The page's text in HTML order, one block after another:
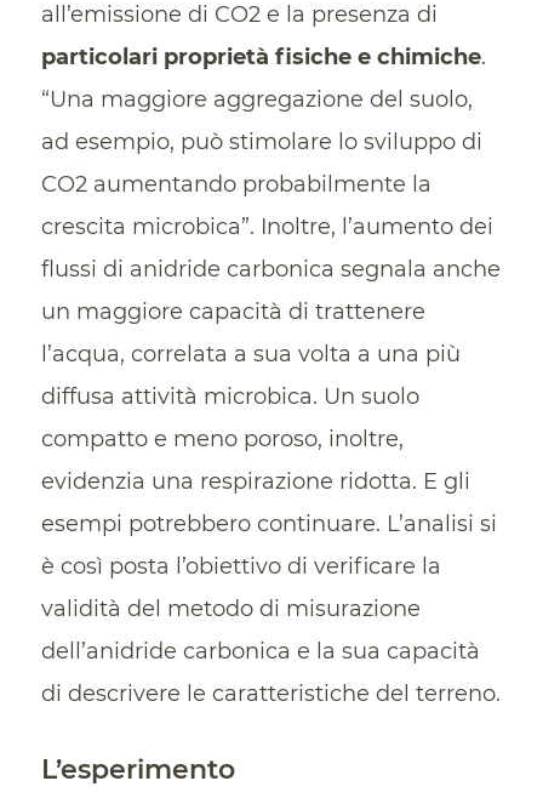
all’emissione di CO2 e la presenza di
particolari proprietà fisiche e chimiche.
“Una maggiore aggregazione del suolo,
ad esempio, può stimolare lo sviluppo di
CO2 aumentando probabilmente la
crescita microbica”. Inoltre, l’aumento dei
flussi di anidride carbonica segnala anche
un maggiore capacità di trattenere
l’acqua, correlata a sua volta a una più
diffusa attività microbica. Un suolo
compatto e meno poroso, inoltre,
evidenzia una respirazione ridotta. E gli
esempi potrebbero continuare. L’analisi si
è così posta l’obiettivo di verificare la
validità del metodo di misurazione
dell’anidride carbonica e la sua capacità
di descrivere le caratteristiche del terreno.
L’esperimento